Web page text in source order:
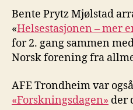
Bente Prytz Mjølstad
«Helsestasjonen – mer
for 2. gang sammen
Norsk forening fra
AFE Trondheim var
«Forskningsdagen» der